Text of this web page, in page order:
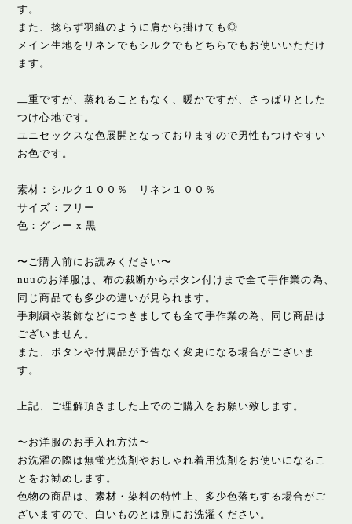
す。
また、捻らず羽織のように肩から掛けても◎
メイン生地をリネンでもシルクでもどちらでもお使いいただけ
ます。
二重ですが、蒸れることもなく、暖かですが、さっぱりとした
つけ心地です。
ユニセックスな色展開となっておりますので男性もつけやすい
お色です。
素材：シルク１００％ リネン１００％
サイズ：フリー
色：グレー x 黒
〜ご購入前にお読みください〜
nuuのお洋服は、布の裁断からボタン付けまで全て手作業の為、
同じ商品でも多少の違いが見られます。
手刺繍や装飾などにつきましても全て手作業の為、同じ商品は
ございません。
また、ボタンや付属品が予告なく変更になる場合がございま
す。
上記、ご理解頂きました上でのご購入をお願い致します。
〜お洋服のお手入れ方法〜
お洗濯の際は無蛍光洗剤やおしゃれ着用洗剤をお使いになるこ
とをお勧めします。
色物の商品は、素材・染料の特性上、多少色落ちする場合がご
ざいますので、白いものとは別にお洗濯ください。